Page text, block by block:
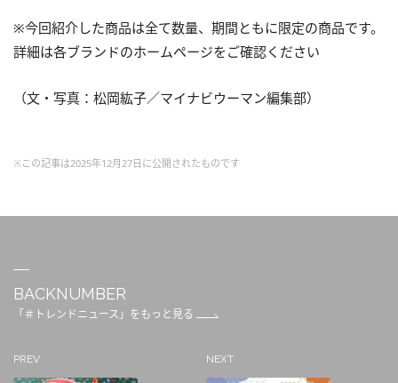
※今回紹介した商品は全て数量、期間ともに限定の商品です。
詳細は各ブランドのホームページをご確認ください
（文・写真：松岡紘子／マイナビウーマン編集部）
※この記事は2025年12月27日に公開されたものです
BACKNUMBER
「＃トレンドニュース」をもっと見る
PREV NEXT